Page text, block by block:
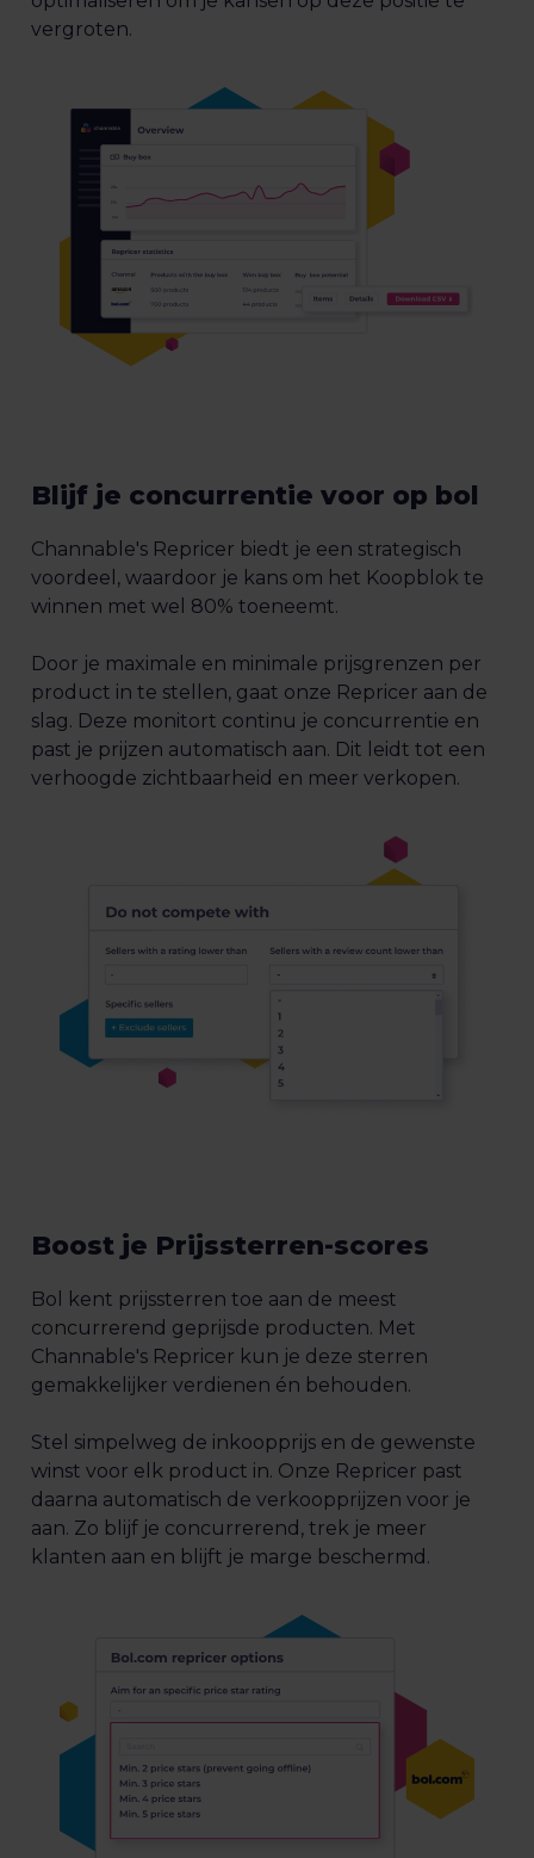
vergroten.
Blijf je concurrentie voor op bol
Channable's Repricer biedt je een strategisch
voordeel, waardoor je kans om het Koopblok te
winnen met wel 80% toeneemt.
Door je maximale en minimale prijsgrenzen per
product in te stellen, gaat onze Repricer aan de
slag. Deze monitort continu je concurrentie en
past je prijzen automatisch aan. Dit leidt tot een
verhoogde zichtbaarheid en meer verkopen.
Boost je Prijssterren-scores
Bol kent prijssterren toe aan de meest
concurrerend geprijsde producten. Met
Channable's Repricer kun je deze sterren
gemakkelijker verdienen én behouden.
Stel simpelweg de inkoopprijs en de gewenste
winst voor elk product in. Onze Repricer past
daarna automatisch de verkoopprijzen voor je
aan. Zo blijf je concurrerend, trek je meer
klanten aan en blijft je marge beschermd.